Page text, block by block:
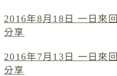
2016年8月18日 一日來
分享
2016年7月13日 一日來
分享